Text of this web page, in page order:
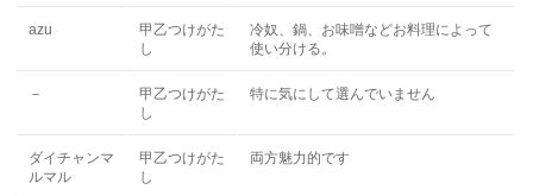
azu
甲乙つけがた
し
冷奴、鍋、お味噌などお料理によって
使い分ける。
－
甲乙つけがた
し
特に気にして選んでいません
ダイチャンマ
ルマル
甲乙つけがた
し
両方魅力的です